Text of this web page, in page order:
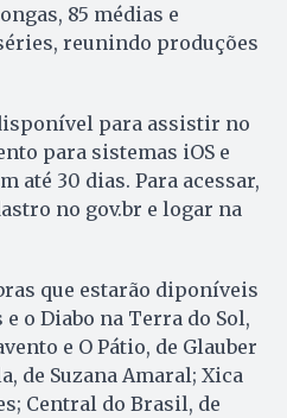
85 médias e
reunindo produções
para assistir no
para sistemas iOS e
até 30 dias. Para acessar,
no gov.br e logar na
que estarão diponíveis
o Diabo na Terra do Sol,
e O Pátio, de Glauber
de Suzana Amaral; Xica
Central do Brasil, de